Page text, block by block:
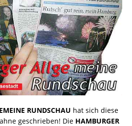
RUNDSCHAU hat sich diese
geschrieben! Die HAMBURGER